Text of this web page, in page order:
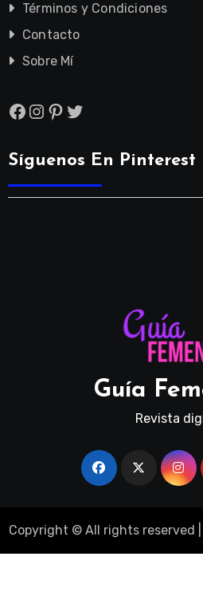
Términos y Condiciones
Contacto
Sobre Mí
Facebook
Instagram
Pinterest
Twitter
Síguenos En Pinterest
Guía
Revista
Copyright © All rights reserved